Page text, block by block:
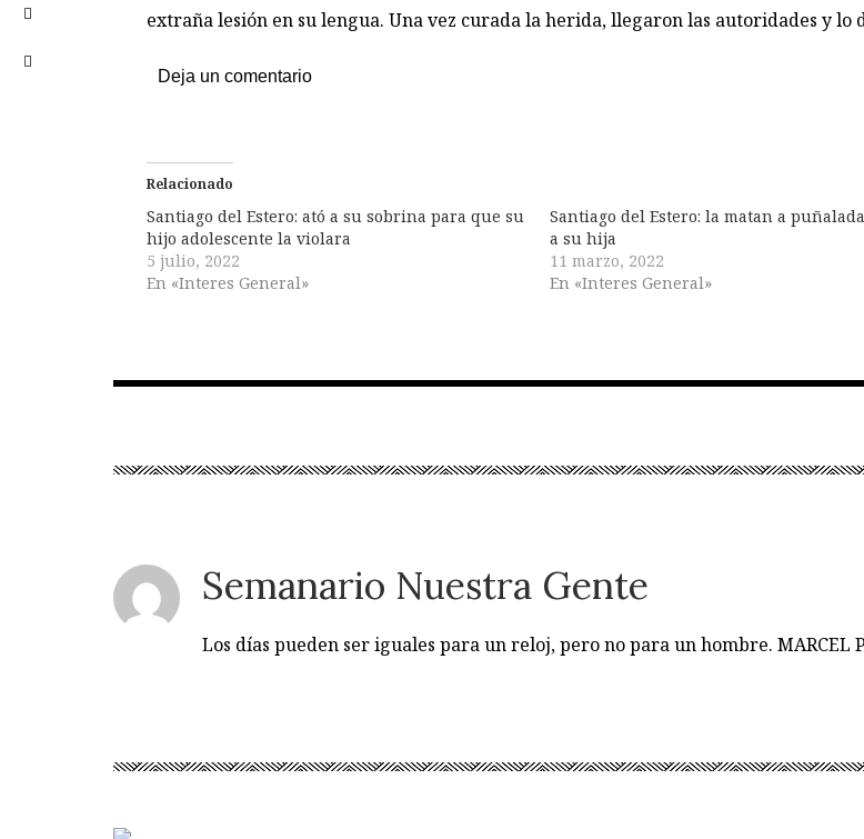
extraña lesión en su lengua. Una vez curada la herida, llegaron las autoridades y lo
Deja un comentario
Relacionado
Santiago del Estero: ató a su sobrina para que su
hijo adolescente la violara
5 julio, 2022
En «Interes General»
Santiago del Estero: la matan a
a su hija
11 marzo, 2022
En «Interes General»
Semanario Nuestra Gente
Los días pueden ser iguales para un reloj, pero no para un hombre. MARCEL